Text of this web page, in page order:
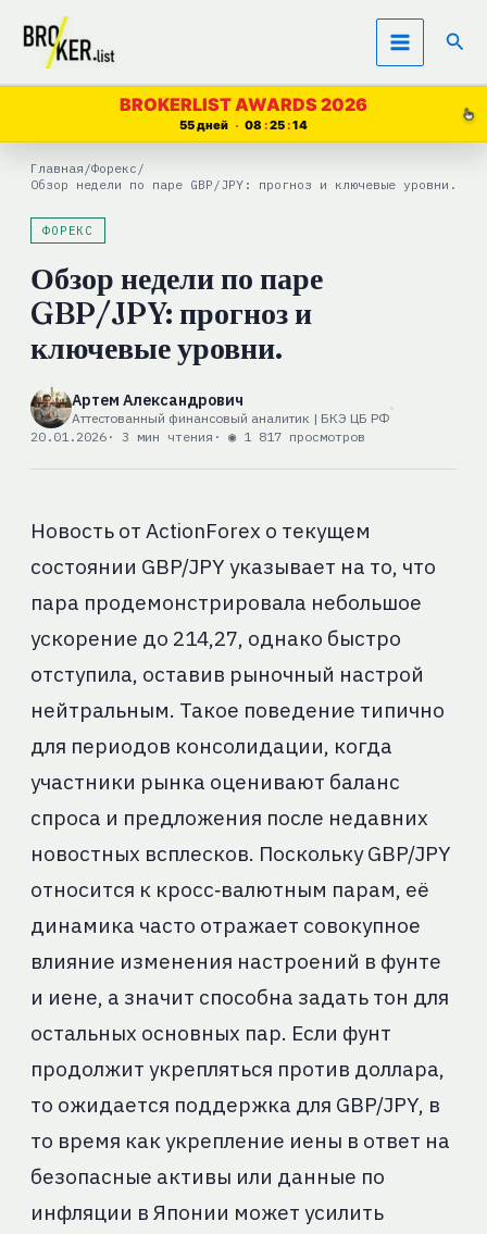
Перейти
содержимому
BROKERLIST AWARDS 2026
55 дней 08 25 13
Главная /Форекс /
Обзор недели по паре GBP/JPY: прогноз и ключевые уровни.
ФОРЕКС
Обзор недели по паре
GBP/JPY: прогноз и
ключевые уровни.
Артем Александрович
Аттестованный финансовый аналитик | БКЭ ЦБ РФ
20.01.2026· 3 мин чтения · ◉ 1 817 просмотров
Новость от ActionForex о текущем
состоянии GBP/JPY указывает на то, что
пара продемонстрировала небольшое
ускорение до 214,27, однако быстро
отступила, оставив рыночный настрой
нейтральным. Такое поведение типично
для периодов консолидации, когда
участники рынка оценивают баланс
спроса и предложения после недавних
новостных всплесков. Поскольку GBP/JPY
относится к кросс‑валютным парам, её
динамика часто отражает совокупное
влияние изменения настроений в фунте
и иене, а значит способна задать тон для
остальных основных пар. Если фунт
продолжит укрепляться против доллара,
то ожидается поддержка для GBP/JPY, в
то время как укрепление иены в ответ на
безопасные активы или данные по
инфляции в Японии может усилить